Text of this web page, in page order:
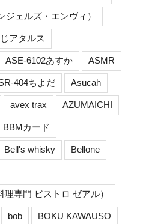
ェルズ・エンヴィ）
アタルス
ASE-6102あすか ASMR
404ちよだ Asucah
avex trax AZUMAICHI
BBMカード
Bell's whisky Bellone
専門 ビストロ ゼアル）
bob BOKU KAWAUSO